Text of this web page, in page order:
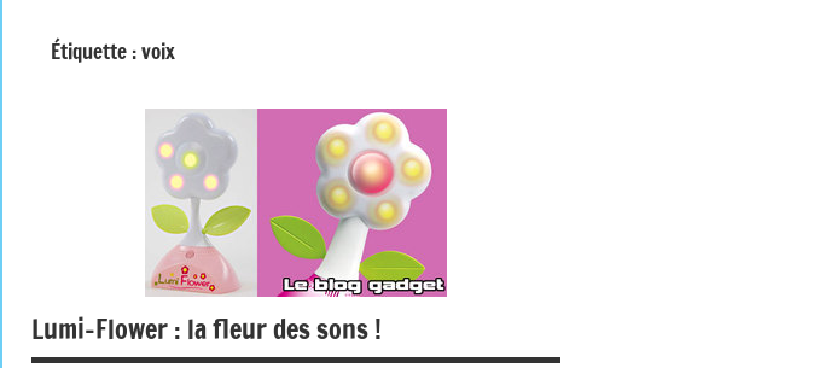
Étiquette :voix
Lumi-Flower : la fleur des sons !